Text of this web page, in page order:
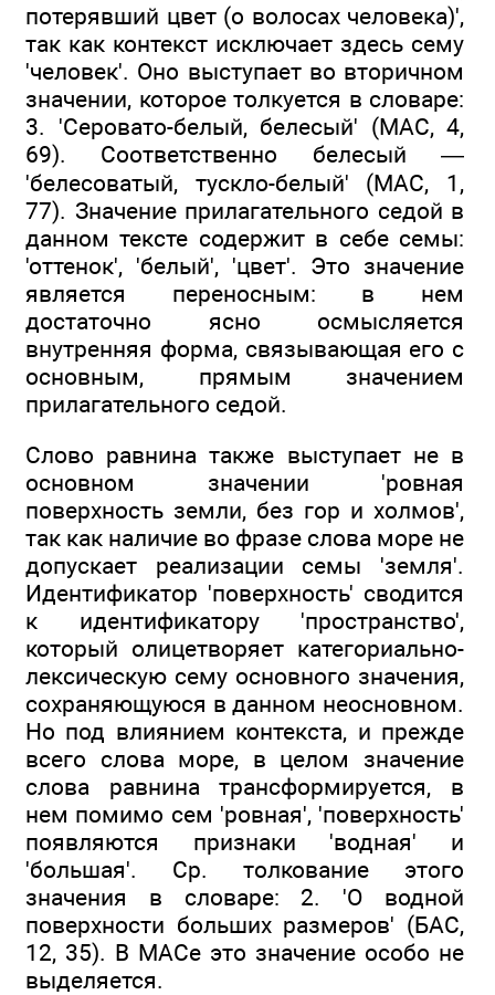
потерявший цвет (о волосах человека)',
так как контекст исключает здесь сему
'человек'. Оно выступает во вторичном
значении, которое толкуется в словаре:
3. 'Серовато-белый, белесый' (MAC, 4,
69). Соответственно белесый —
'белесоватый, тускло-белый' (MAC, 1,
77). Значение прилагательного седой в
данном тексте содержит в себе семы:
'оттенок', 'белый', 'цвет'. Это значение
является переносным: в нем
достаточно ясно осмысляется
внутренняя форма, связывающая его с
основным, прямым значением
прилагательного седой.
Слово равнина также выступает не в
основном значении 'ровная
поверхность земли, без гор и холмов',
так как наличие во фразе слова море не
допускает реализации семы 'земля'.
Идентификатор 'поверхность' сводится
к идентификатору 'пространство',
который олицетворяет категориально-
лексическую сему основного значения,
сохраняющуюся в данном неосновном.
Но под влиянием контекста, и прежде
всего слова море, в целом значение
слова равнина трансформируется, в
нем помимо сем 'ровная', 'поверхность'
появляются признаки 'водная' и
'большая'. Ср. толкование этого
значения в словаре: 2. 'О водной
поверхности больших размеров' (БАС,
12, 35). В МАСе это значение особо не
выделяется.